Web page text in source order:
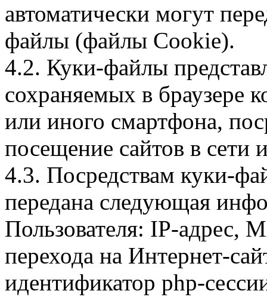
автоматически могут
файлы (файлы Cookie).
4.2. Куки-файлы
сохраняемых в браузере
или иного смартфона,
посещение сайтов в сети
4.3. Посредствам куки-
передана следующая
Пользователя: IP-адрес,
перехода на Интернет-
идентификатор php-